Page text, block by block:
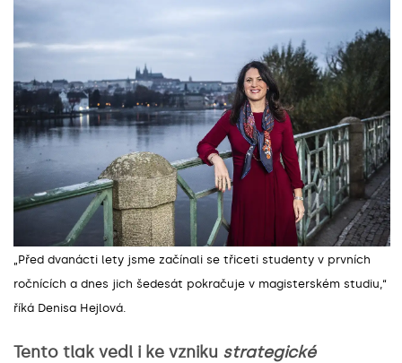
„Před dvanácti lety jsme začínali se třiceti studenty v prvních
ročnících a dnes jich šedesát pokračuje v magisterském studiu,“
říká Denisa Hejlová.
Tento tlak vedl i ke vzniku strategické